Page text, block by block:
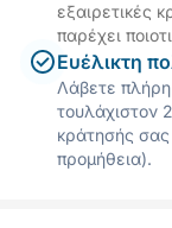
εξαιρετικές
παρέχει
Ευέλικτη
Λάβετε
τουλάχιστον
κράτησής σας
προμήθεια).